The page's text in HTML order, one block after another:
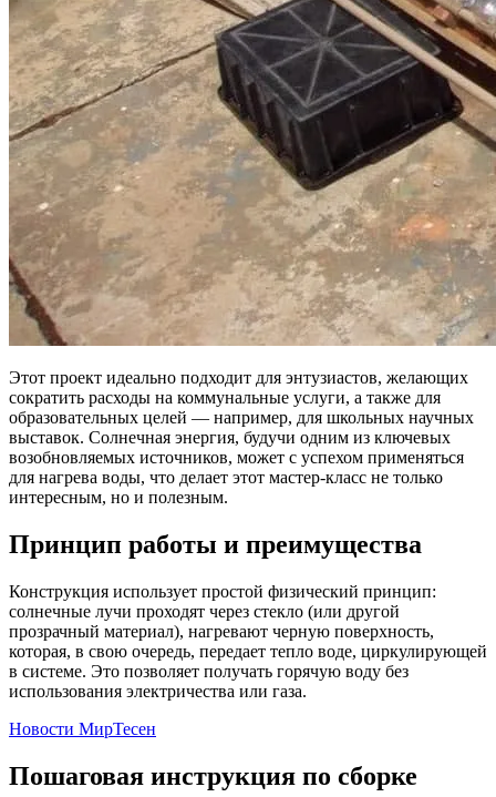
Этот проект идеально подходит для энтузиастов, желающих
сократить расходы на коммунальные услуги, а также для
образовательных целей — например, для школьных научных
выставок. Солнечная энергия, будучи одним из ключевых
возобновляемых источников, может с успехом применяться
для нагрева воды, что делает этот мастер-класс не только
интересным, но и полезным.
Принцип работы и преимущества
Конструкция использует простой физический принцип:
солнечные лучи проходят через стекло (или другой
прозрачный материал), нагревают черную поверхность,
которая, в свою очередь, передает тепло воде, циркулирующей
в системе. Это позволяет получать горячую воду без
использования электричества или газа.
Новости МирТесен
Пошаговая инструкция по сборке